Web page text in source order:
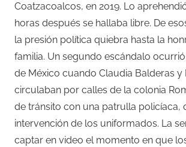
Coatzacoalcos, en 2019. Lo
horas después se hallaba libre. De
la presión política quiebra hasta la
familia. Un segundo escándalo
de México cuando Claudia Balderas y
circulaban por calles de la colonia
de tránsito con una patrulla policíaca,
intervención de los uniformados. La
captar en video el momento en que